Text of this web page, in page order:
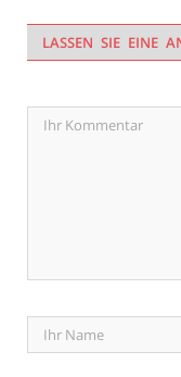
LASSEN SIE EINE